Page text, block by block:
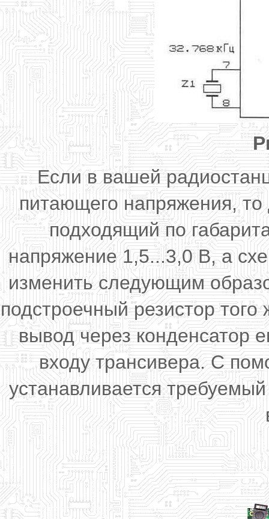
Если в вашей
питающего напряжения,
подходящий по
напряжение 1,5...3,0 В, а
изменить следующим
подстроечный резистор
вывод через конденсатор
входу трансивера. С
устанавливается